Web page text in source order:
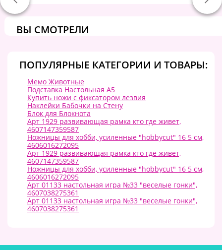
ВЫ СМОТРЕЛИ
ПОПУЛЯРНЫЕ КАТЕГОРИИ И ТОВАРЫ:
Мемо Животные
Подставка Настольная А5
Купить ножи с фиксатором лезвия
Наклейки Бабочки на Стену
Блок для Блокнота
Арт 1929 развивающая рамка кто где живет,
4607147359587
Ножницы для хобби, усиленные "hobbycut" 16 5 см,
4606016272095
Арт 1929 развивающая рамка кто где живет,
4607147359587
Ножницы для хобби, усиленные "hobbycut" 16 5 см,
4606016272095
Арт 01133 настольная игра №33 "веселые гонки",
4607038275361
Арт 01133 настольная игра №33 "веселые гонки",
4607038275361